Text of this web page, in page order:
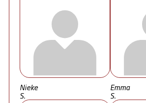
Nieke
S.
Emma
S.